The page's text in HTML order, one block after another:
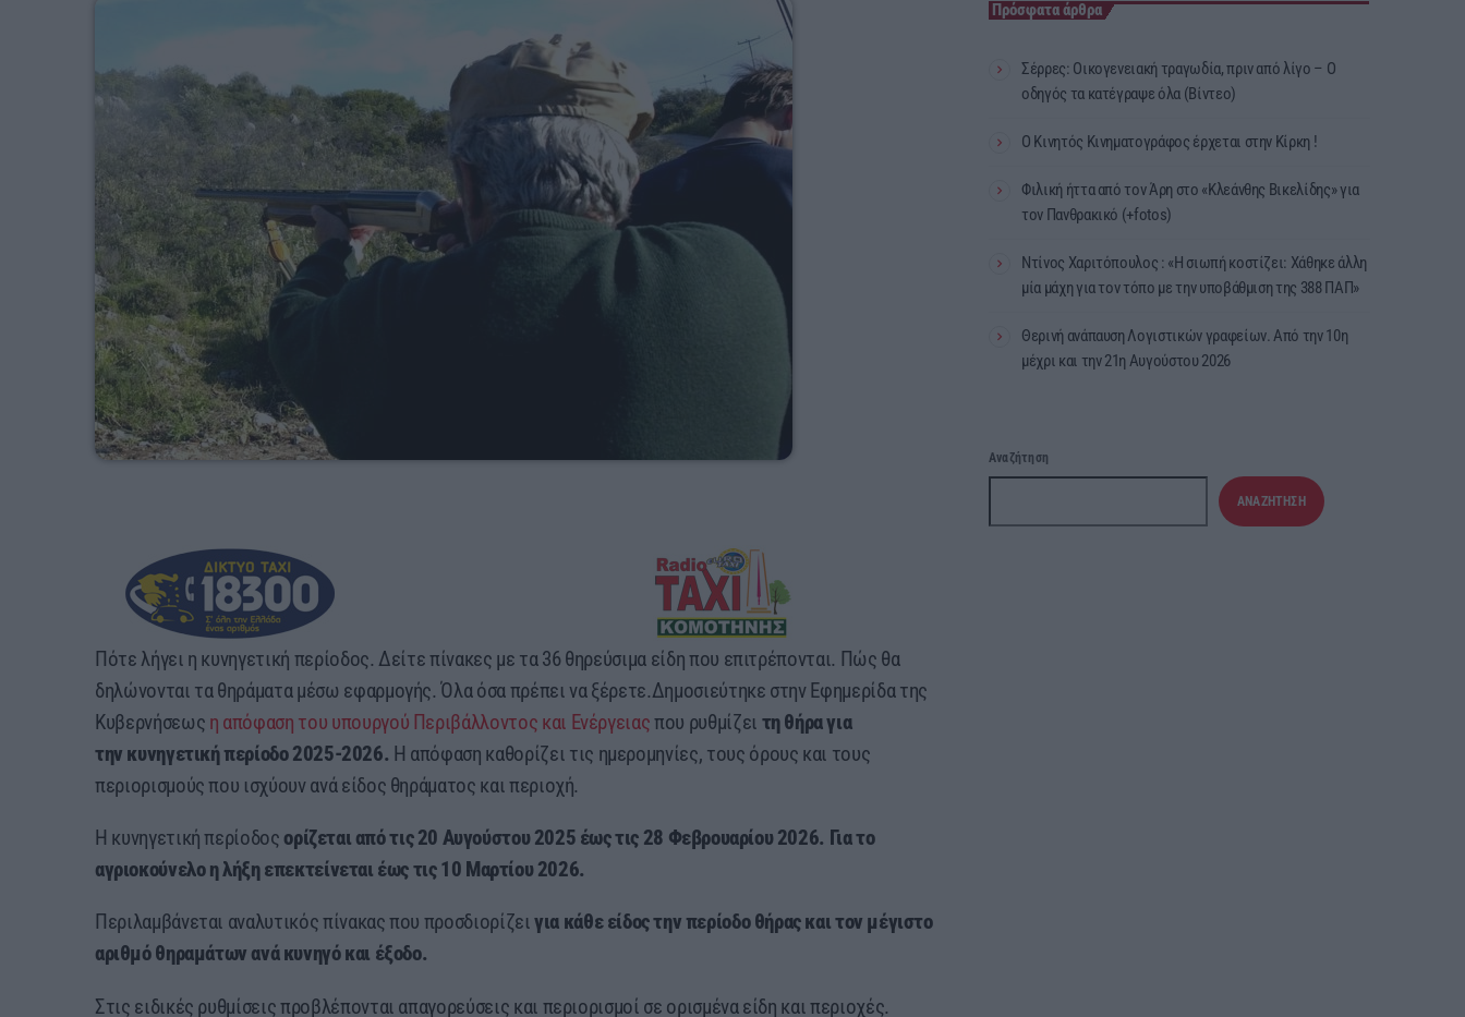
Πότε λήγει η κυνηγετική περίοδος. Δείτε πίνακες με τα 36 θηρεύσιμα είδη που επιτρέπονται. Πώς θα
δηλώνονται τα θηράματα μέσω εφαρμογής. Όλα όσα πρέπει να ξέρετε.Δημοσιεύτηκε στην Εφημερίδα της
Κυβερνήσεως η απόφαση του υπουργού Περιβάλλοντος και Ενέργειαςπου ρυθμίζει τη θήρα για
την κυνηγετική περίοδο 2025-2026. Η απόφαση καθορίζει τις ημερομηνίες, τους όρους και τους
περιορισμούς που ισχύουν ανά είδος θηράματος και περιοχή.
Η κυνηγετική περίοδος ορίζεται από τις 20 Αυγούστου 2025 έως τις 28 Φεβρουαρίου 2026. Για το
αγριοκούνελο η λήξη επεκτείνεται έως τις 10 Μαρτίου 2026.
Περιλαμβάνεται αναλυτικός πίνακας που προσδιορίζειγια κάθε είδος την περίοδο θήρας και τον μέγιστο
αριθμό θηραμάτων ανά κυνηγό και έξοδο.
Στις ειδικές ρυθμίσεις προβλέπονται απαγορεύσεις και περιορισμοί σε ορισμένα είδη και περιοχές.
Πρόσφατα άρθρα
Σέρρες: Οικογενειακή τραγωδία, πριν από λίγο – Ο
οδηγός τα κατέγραψε όλα (Βίντεο)
Ο Κινητός Κινηματογράφος έρχεται στην Κίρκη !
Φιλική ήττα από τον Άρη στο «Κλεάνθης Βικελίδης» για
τον Πανθρακικό (+fotos)
Ντίνος Χαριτόπουλος : «Η σιωπή κοστίζει: Χάθηκε άλλη
μία μάχη για τον τόπο με την υποβάθμιση της 388 ΠΑΠ»
Θερινή ανάπαυση Λογιστικών γραφείων. Από την 10η
μέχρι και την 21η Αυγούστου 2026
Αναζήτηση
ΑΝΑΖΉΤΗΣΗ